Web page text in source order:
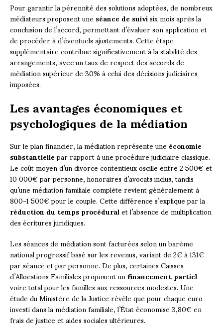
Pour garantir la pérennité des solutions adoptées, de nombreux
médiateurs proposent uneséance de suivisix mois après la
conclusion de l’accord, permettant d’évaluer son application et
de procéder à d’éventuels ajustements. Cette étape
supplémentaire contribue significativement à la stabilité des
arrangements, avec un taux de respect des accords de
médiation supérieur de 30% à celui des décisions judiciaires
imposées.
Les avantages économiques et
psychologiques de la médiation
Sur le plan financier, la médiation représente uneéconomie
substantiellepar rapport à une procédure judiciaire classique.
Le coût moyen d’un divorce contentieux oscille entre 2 500€ et
10 000€ par personne, honoraires d’avocats inclus, tandis
qu’une médiation familiale complète revient généralement à
800-1 500€ pour le couple. Cette différence s’explique par la
réduction du temps procéduralet l’absence de multiplication
des écritures juridiques.
Les séances de médiation sont facturées selon un barème
national progressif basé sur les revenus, variant de 2€ à 131€
par séance et par personne. De plus, certaines Caisses
d’Allocations Familiales proposent unfinancement partiel
voire total pour les familles aux ressources modestes. Une
étude du Ministère de la Justice révèle que pour chaque euro
investi dans la médiation familiale, l’État économise 3,80€ en
frais de justice et aides sociales ultérieures.